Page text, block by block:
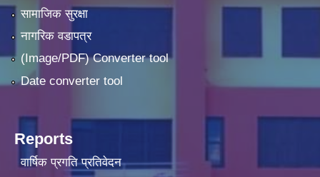
सामाजिक सुरक्षा
नागरिक वडापत्र
(Image/PDF) Converter tool
Date converter tool
Reports
वार्षिक प्रगति प्रतिवेदन